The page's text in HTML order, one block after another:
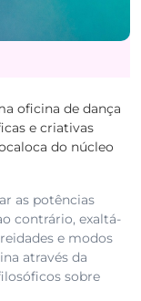
oficina de dança
e criativas
do núcleo
as potências
contrário, exaltá-
e modos
através da
sobre